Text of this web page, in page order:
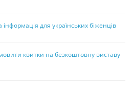
інформація для українських біженців
квитки на безкоштовну виставу